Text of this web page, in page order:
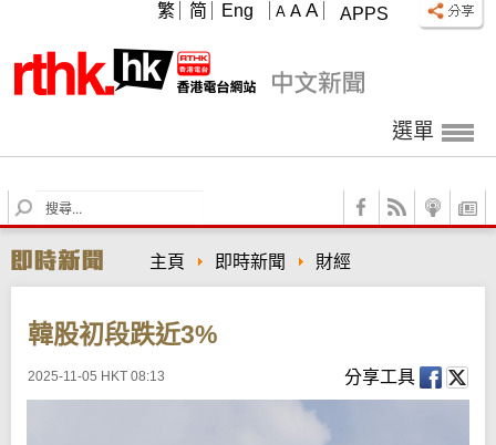
APPS
A A A
繁 简 Eng
選單
S
e
r
c
主頁 即時新聞 財經
韓股初段跌近3%
2025-11-05 HKT 08:13 分享工具